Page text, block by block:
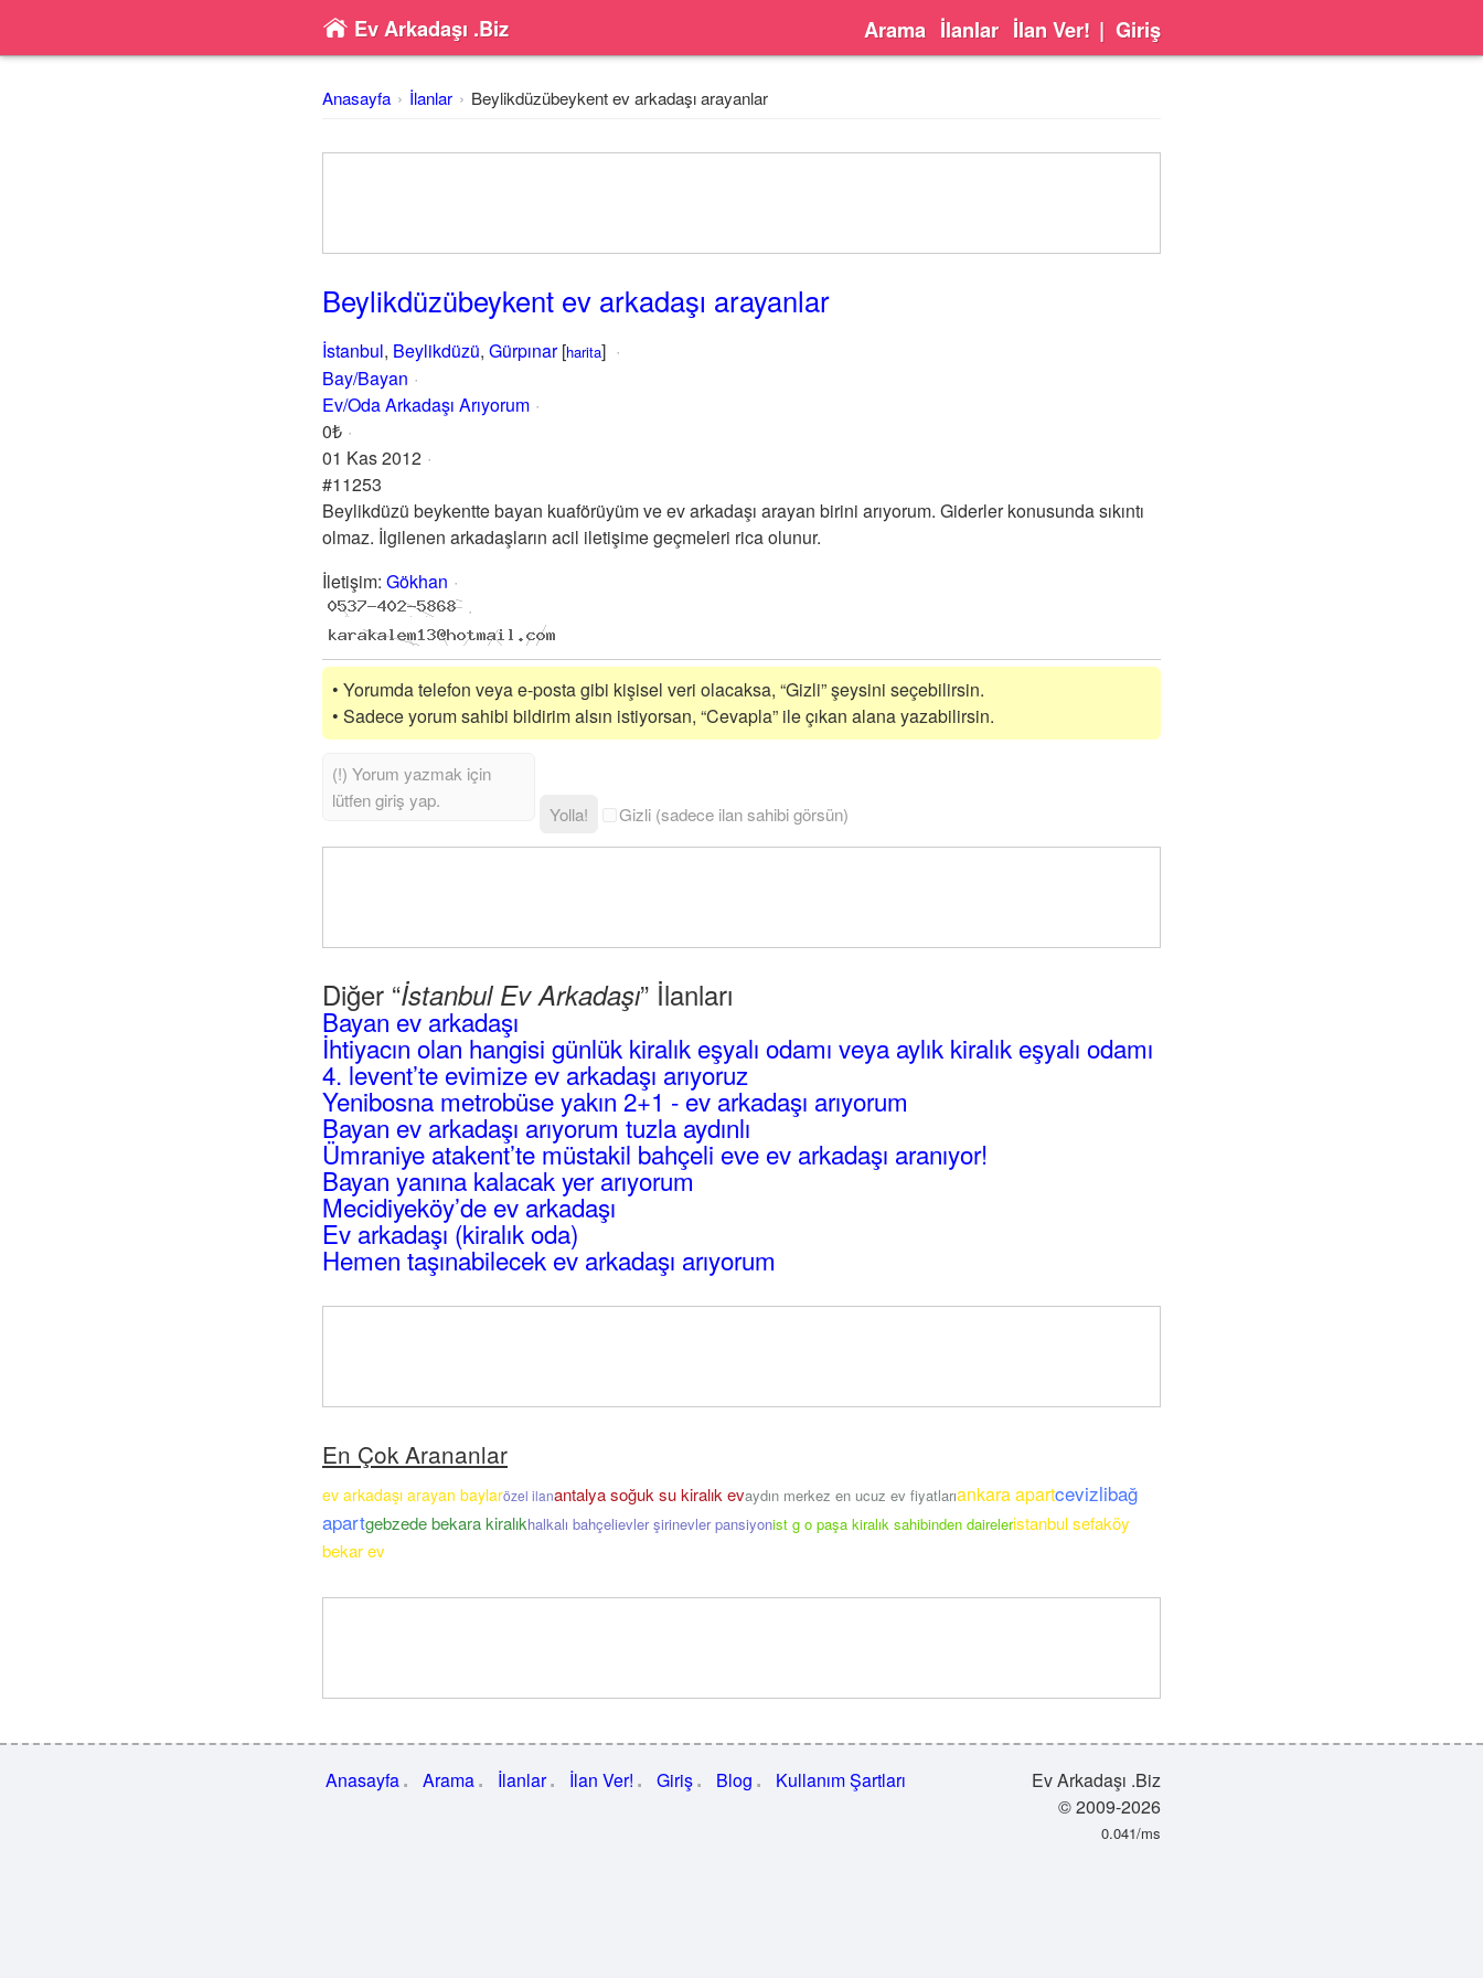
Ev Arkadaşı .Biz Arama İlanlar İlan Ver! | Giriş
Anasayfa İlanlar Beylikdüzübeykent ev arkadaşı arayanlar
Beylikdüzübeykent ev arkadaşı arayanlar
İstanbul, Beylikdüzü, Gürpınar[harita]
Bay/Bayan
Ev/Oda Arkadaşı Arıyorum
0₺
01 Kas 2012
#11253
Beylikdüzü beykentte bayan kuaförüyüm ve ev arkadaşı arayan birini arıyorum. Giderler konusunda sıkıntı
olmaz. İlgilenen arkadaşların acil iletişime geçmeleri rica olunur.
İletişim: Gökhan
• Yorumda telefon veya e-posta gibi kişisel veri olacaksa, “Gizli” şeysini seçebilirsin.
• Sadece yorum sahibi bildirim alsın istiyorsan, “Cevapla” ile çıkan alana yazabilirsin.
Yolla! Gizli (sadece ilan sahibi görsün)
Diğer “İstanbul Ev Arkadaşı” İlanları
Bayan ev arkadaşı
İhtiyacın olan hangisi günlük kiralık eşyalı odamı veya aylık kiralık eşyalı odamı
4. levent’te evimize ev arkadaşı arıyoruz
Yenibosna metrobüse yakın 2+1 - ev arkadaşı arıyorum
Bayan ev arkadaşı arıyorum tuzla aydınlı
Ümraniye atakent’te müstakil bahçeli eve ev arkadaşı aranıyor!
Bayan yanına kalacak yer arıyorum
Mecidiyeköy’de ev arkadaşı
Ev arkadaşı (kiralık oda)
Hemen taşınabilecek ev arkadaşı arıyorum
En Çok Arananlar
ev arkadaşı arayan baylarözel ilanantalya soğuk su kiralık evaydın merkez en ucuz ev fiyatlarıankara apartcevizlibağ
apartgebzede bekara kiralıkhalkalı bahçelievler şirinevler pansiyonist g o paşa kiralık sahibinden daireleristanbul sefaköy
bekar ev
Anasayfa Arama İlanlar İlan Ver! Giriş Blog Kullanım Şartları
Ev Arkadaşı .Biz
© 2009-2026
0.041/ms